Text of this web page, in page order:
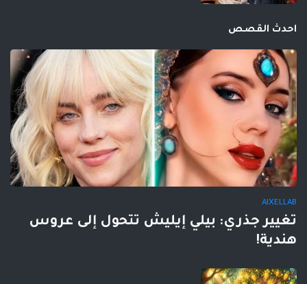
احدث القصص
AIXELLAB
تغيير جذري: بيلي إيليش تتحول إلى عروس
هندية!